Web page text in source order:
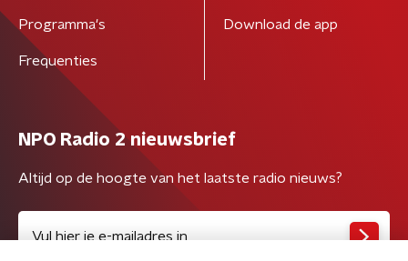
Programma's
Frequenties
Download de app
NPO Radio 2 nieuwsbrief
Altijd op de hoogte van het laatste radio nieuws?